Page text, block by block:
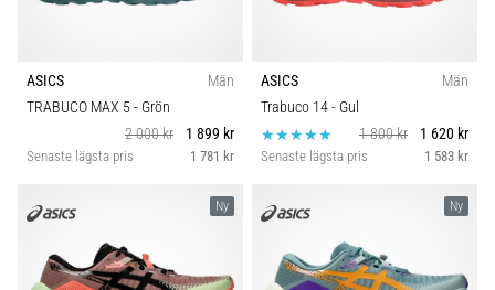
ASICS
Män
TRABUCO MAX 5- Grön
2 000 kr
1 899 kr
Senaste lägsta pris 1 781 kr
ASICS
Män
Trabuco 14- Gul
1 800 kr
1 620 kr
Senaste lägsta pris 1 583 kr
Ny Ny